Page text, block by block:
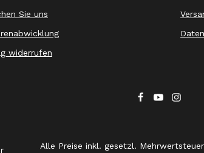
Sie uns
widerrufen
Alle Preise inkl. gesetzl.